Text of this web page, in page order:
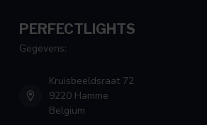
PERFECTLIGHTS
Gegevens:
Kruisbeeldsraat 72
9220 Hamme
Belgium